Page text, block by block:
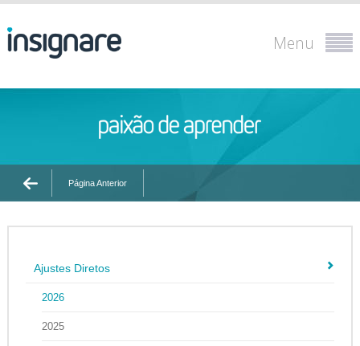
Menu
Página Anterior
Ajustes Diretos
2026
2025